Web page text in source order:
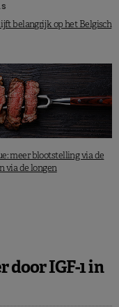
belangrijk op het Belgisch
meer blootstelling via de
via de longen
door IGF-1 in